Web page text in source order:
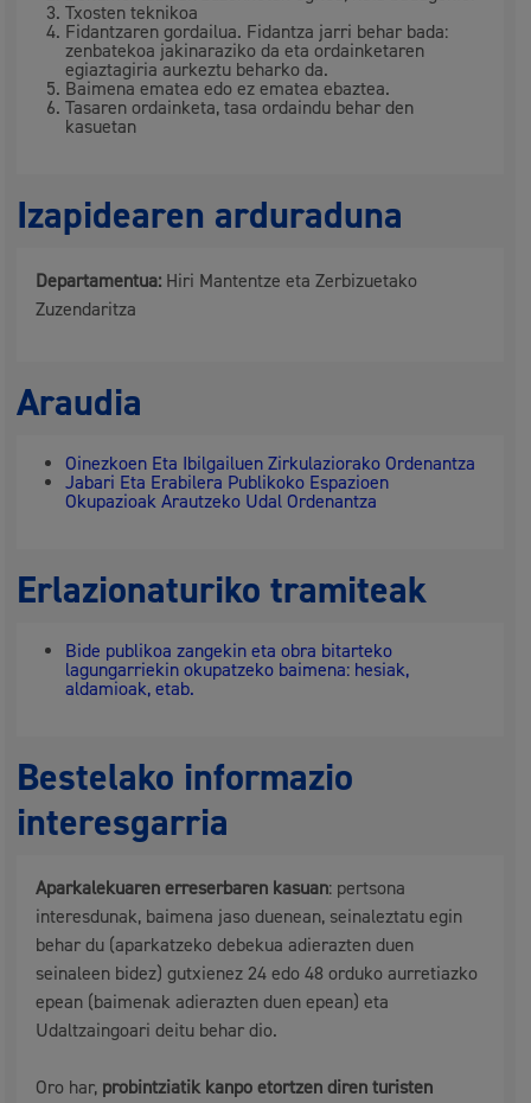
Txosten teknikoa
Fidantzaren gordailua. Fidantza jarri behar bada:
zenbatekoa jakinaraziko da eta ordainketaren
egiaztagiria aurkeztu beharko da.
Baimena ematea edo ez ematea ebaztea.
Tasaren ordainketa, tasa ordaindu behar den
kasuetan
Izapidearen arduraduna
Departamentua: Hiri Mantentze eta Zerbizuetako
Zuzendaritza
Araudia
Oinezkoen Eta Ibilgailuen Zirkulaziorako Ordenantza
Jabari Eta Erabilera Publikoko Espazioen
Okupazioak Arautzeko Udal Ordenantza
Erlazionaturiko tramiteak
Bide publikoa zangekin eta obra bitarteko
lagungarriekin okupatzeko baimena: hesiak,
aldamioak, etab.
Bestelako informazio
interesgarria
Aparkalekuaren erreserbaren kasuan: pertsona
interesdunak, baimena jaso duenean, seinaleztatu egin
behar du (aparkatzeko debekua adierazten duen
seinaleen bidez) gutxienez 24 edo 48 orduko aurretiazko
epean (baimenak adierazten duen epean) eta
Udaltzaingoari deitu behar dio.
Oro har, probintziatik kanpo etortzen diren turisten